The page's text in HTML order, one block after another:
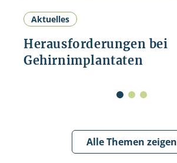
Aktuelles
Herausforderungen bei
Gehirnimplantaten
Alle Themen zeigen